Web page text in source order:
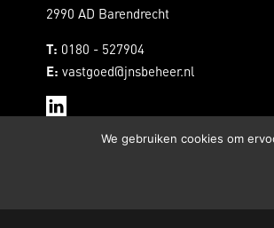
2990 AD Barendrecht
T: 0180 - 527904
E: vastgoed@jnsbeheer.nl
We gebruiken cookies om